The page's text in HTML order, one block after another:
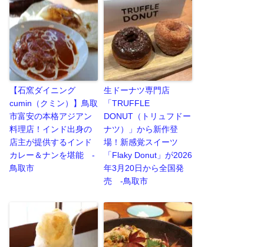
【石窯ダイニング
cumin（クミン）】鳥取
市富安の本格アジアン
料理店！インド出身の
店主が提供するインド
カレー＆ナンを堪能 -
鳥取市
生ドーナツ専門店
「TRUFFLE
DONUT（トリュフドー
ナツ）」から新作登
場！新感覚スイーツ
「Flaky Donut」が2026
年3月20日から全国発
売 -鳥取市